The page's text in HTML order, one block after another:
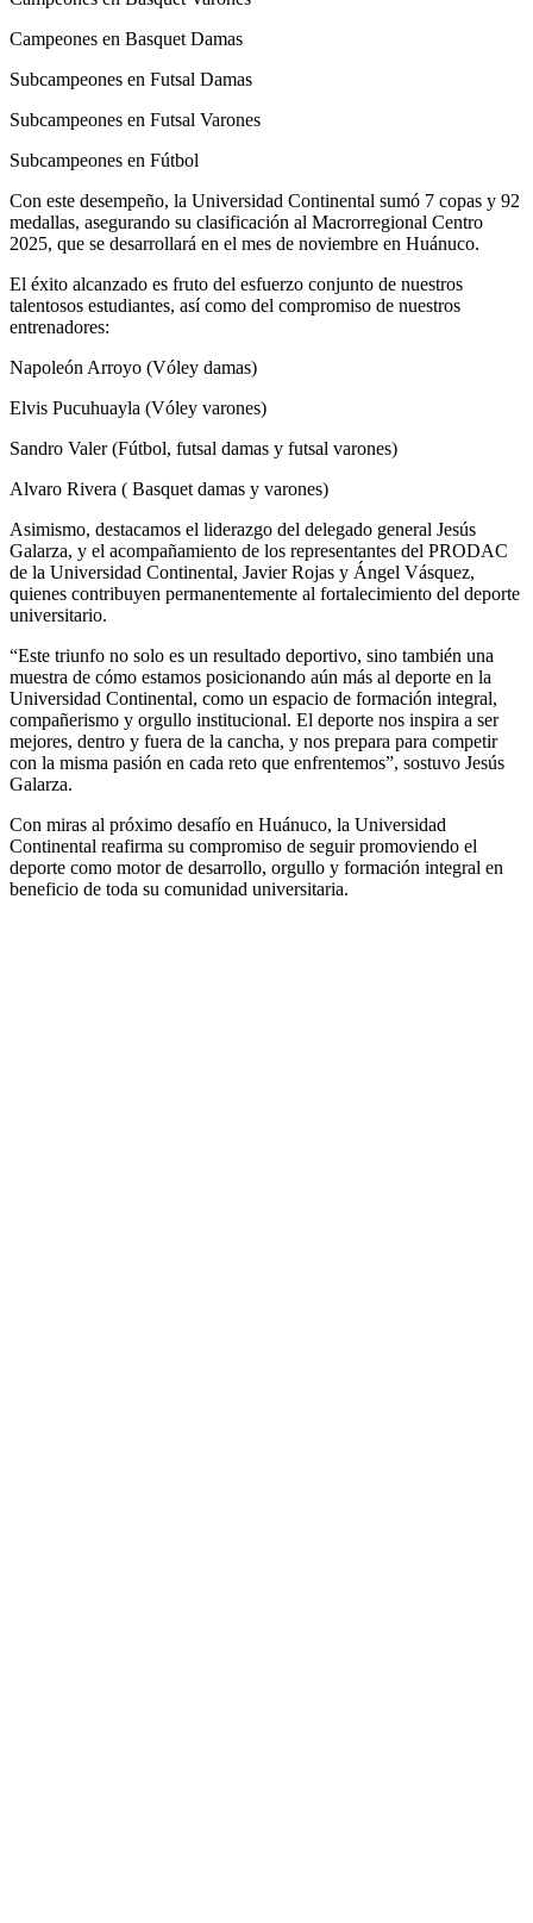
Campeones en Basquet Damas
Subcampeones en Futsal Damas
Subcampeones en Futsal Varones
Subcampeones en Fútbol
Con este desempeño, la Universidad Continental sumó 7 copas y 92
medallas, asegurando su clasificación al Macrorregional Centro
2025, que se desarrollará en el mes de noviembre en Huánuco.
El éxito alcanzado es fruto del esfuerzo conjunto de nuestros
talentosos estudiantes, así como del compromiso de nuestros
entrenadores:
Napoleón Arroyo (Vóley damas)
Elvis Pucuhuayla (Vóley varones)
Sandro Valer (Fútbol, futsal damas y futsal varones)
Alvaro Rivera ( Basquet damas y varones)
Asimismo, destacamos el liderazgo del delegado general Jesús
Galarza, y el acompañamiento de los representantes del PRODAC
de la Universidad Continental, Javier Rojas y Ángel Vásquez,
quienes contribuyen permanentemente al fortalecimiento del deporte
universitario.
“Este triunfo no solo es un resultado deportivo, sino también una
muestra de cómo estamos posicionando aún más al deporte en la
Universidad Continental, como un espacio de formación integral,
compañerismo y orgullo institucional. El deporte nos inspira a ser
mejores, dentro y fuera de la cancha, y nos prepara para competir
con la misma pasión en cada reto que enfrentemos”, sostuvo Jesús
Galarza.
Con miras al próximo desafío en Huánuco, la Universidad
Continental reafirma su compromiso de seguir promoviendo el
deporte como motor de desarrollo, orgullo y formación integral en
beneficio de toda su comunidad universitaria.